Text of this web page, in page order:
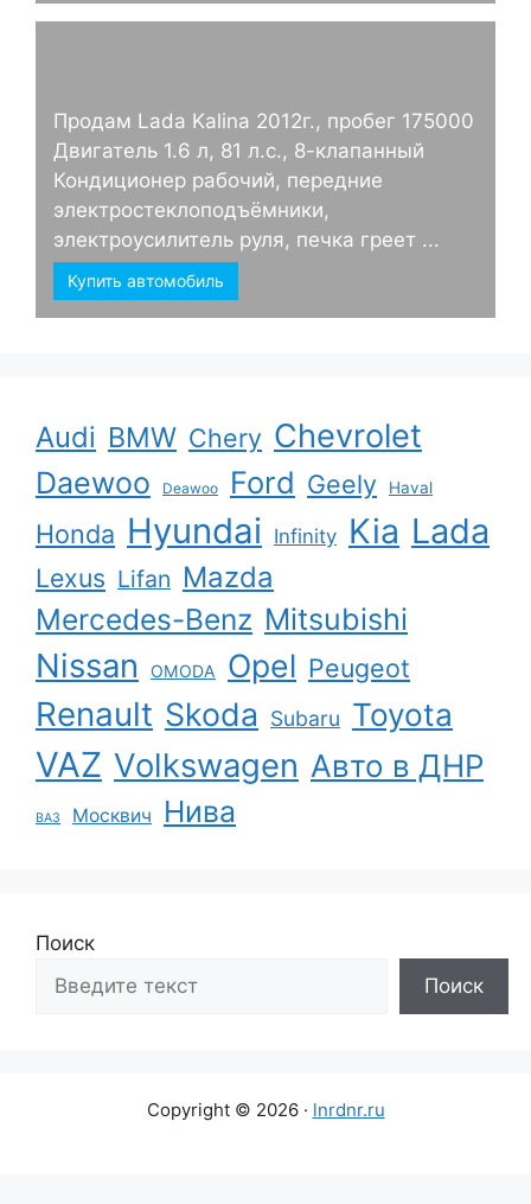
Продам Lada Kalina 2012г., пробег 175000
Двигатель 1.6 л, 81 л.с., 8-клапанный
Кондиционер рабочий, передние
электростеклоподъёмники,
электроусилитель руля, печка греет ...
Купить автомобиль
Audi BMW Chery Chevrolet
Daewoo Deawoo Ford Geely Haval
Honda Hyundai Infinity Kia Lada
Lexus Lifan Mazda
Mercedes-Benz Mitsubishi
Nissan OMODA Opel Peugeot
Renault Skoda Subaru Toyota
VAZ Volkswagen Авто в ДНР
ВАЗ Москвич Нива
Поиск
Поиск
Copyright © 2026 · lnrdnr.ru